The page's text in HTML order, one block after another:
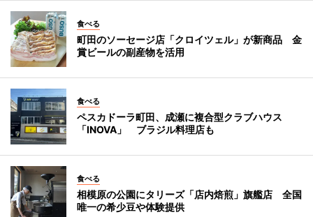
食べる
町田のソーセージ店「クロイツェル」が新商品 金
賞ビールの副産物を活用
食べる
ペスカドーラ町田、成瀬に複合型クラブハウス
「INOVA」 ブラジル料理店も
食べる
相模原の公園にタリーズ「店内焙煎」旗艦店 全国
唯一の希少豆や体験提供